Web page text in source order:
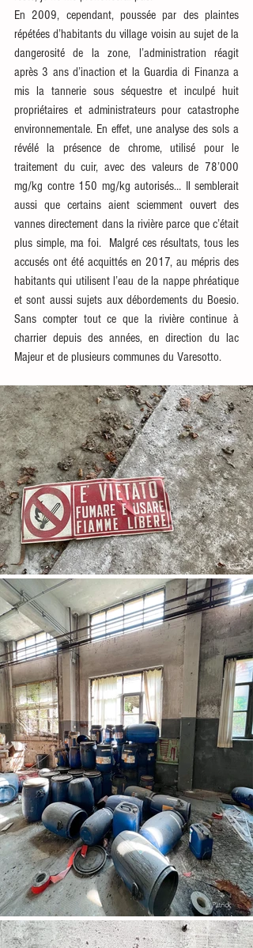
En 2009, cependant, poussée par des plaintes
répétées d’habitants du village voisin au sujet de la
dangerosité de la zone, l’administration réagit
après 3 ans d’inaction et la Guardia di Finanza a
mis la tannerie sous séquestre et inculpé huit
propriétaires et administrateurs pour catastrophe
environnementale. En effet, une analyse des sols a
révélé la présence de chrome, utilisé pour le
traitement du cuir, avec des valeurs de 78’000
mg/kg contre 150 mg/kg autorisés… Il semblerait
aussi que certains aient sciemment ouvert des
vannes directement dans la rivière parce que c’était
plus simple, ma foi.  Malgré ces résultats, tous les
accusés ont été acquittés en 2017, au mépris des
habitants qui utilisent l’eau de la nappe phréatique
et sont aussi sujets aux débordements du Boesio.
Sans compter tout ce que la rivière continue à
charrier depuis des années, en direction du lac
Majeur et de plusieurs communes du Varesotto.